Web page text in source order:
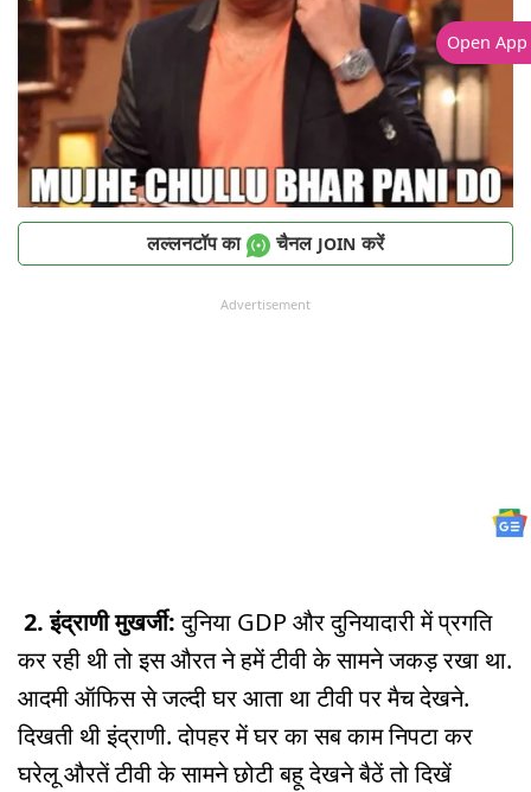
लल्लनटॉप का चैनल JOIN करें
Advertisement
2. इंद्राणी मुखर्जी:दुनिया GDP और दुनियादारी में प्रगति
कर रही थी तो इस औरत ने हमें टीवी के सामने जकड़ रखा था.
आदमी ऑफिस से जल्दी घर आता था टीवी पर मैच देखने.
दिखती थी इंद्राणी. दोपहर में घर का सब काम निपटा कर
घरेलू औरतें टीवी के सामने छोटी बहू देखने बैठें तो दिखें
Open App